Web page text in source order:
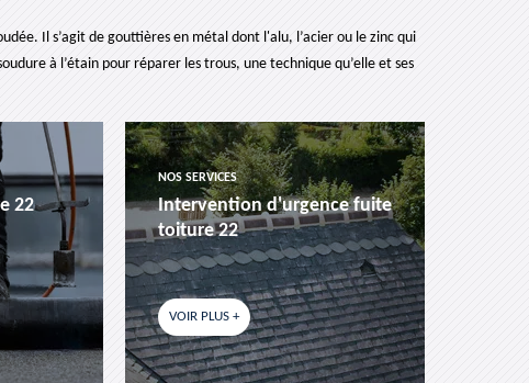
Il s’agit de gouttières en métal dont l'alu, l’acier ou le zinc qui
à l’étain pour réparer les trous, une technique qu’elle et ses
22
NOS SERVICES
Intervention d'urgence fuite
toiture 22
VOIR PLUS +